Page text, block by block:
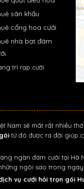
sân khấu
cổng hoa cưới
nhà bạt đám
trí rạp cưới
sẽ mất rất nhiều
từ đó được ra đời giúp
ngàn đám cưới tại Hà
ngôi sao trong
vụ cưới hỏi trọn gói